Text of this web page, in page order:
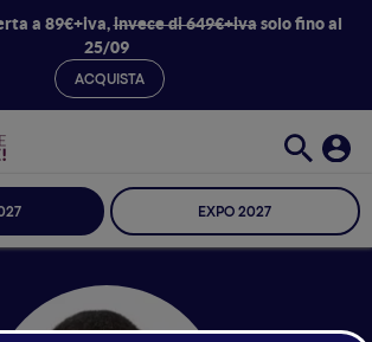
a 89€+iva,invece di 649€+ivasolo fino al
25/09
ACQUISTA
EXPO 2027